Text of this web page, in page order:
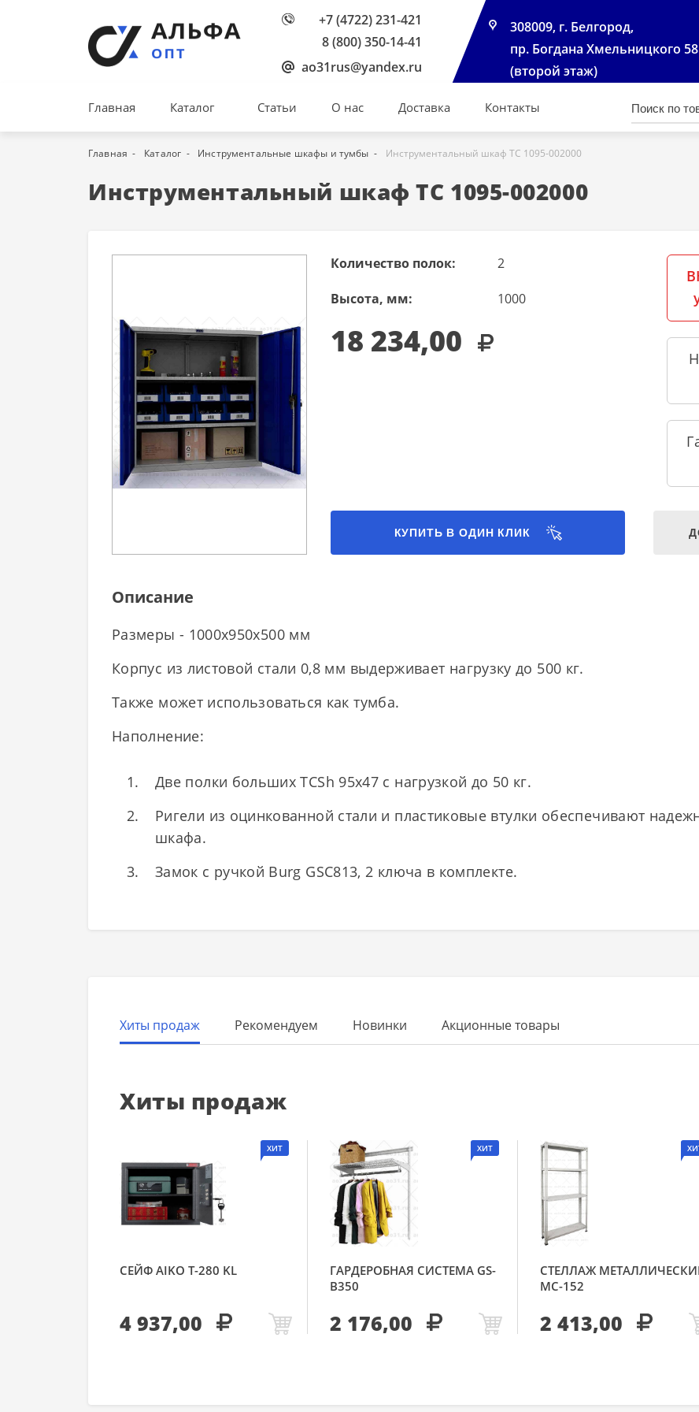
+7 (4722) 231-421
8 (800) 350-14-41
ao31rus@yandex.ru
308009, г. Белгород,
пр. Богдана Хмельницкого
(второй этаж)
Главная Каталог Статьи О нас Доставка Контакты
Главная Каталог Инструментальные шкафы и тумбы Инструментальный шкаф ТС 1095-002000
Инструментальный шкаф ТС 1095-002000
Количество полок: 2
Высота, мм: 1000
18 234,00
КУПИТЬ В ОДИН КЛИК
Описание
Размеры - 1000x950x500 мм
Корпус из листовой стали 0,8 мм выдерживает нагрузку до 500 кг.
Также может использоваться как тумба.
Наполнение:
Две полки больших TCSh 95х47 с нагрузкой до 50 кг.
Ригели из оцинкованной стали и пластиковые втулки обеспечивают
шкафа.
Замок с ручкой Burg GSC813, 2 ключа в комплекте.
Хиты продаж Рекомендуем Новинки Акционные товары
Хиты продаж
ХИТ
СЕЙФ AIKO Т-280 KL
4 937,00
ХИТ
ГАРДЕРОБНАЯ СИСТЕМА GS-
В350
2 176,00
СТЕЛЛАЖ
МС-152
2 413,00